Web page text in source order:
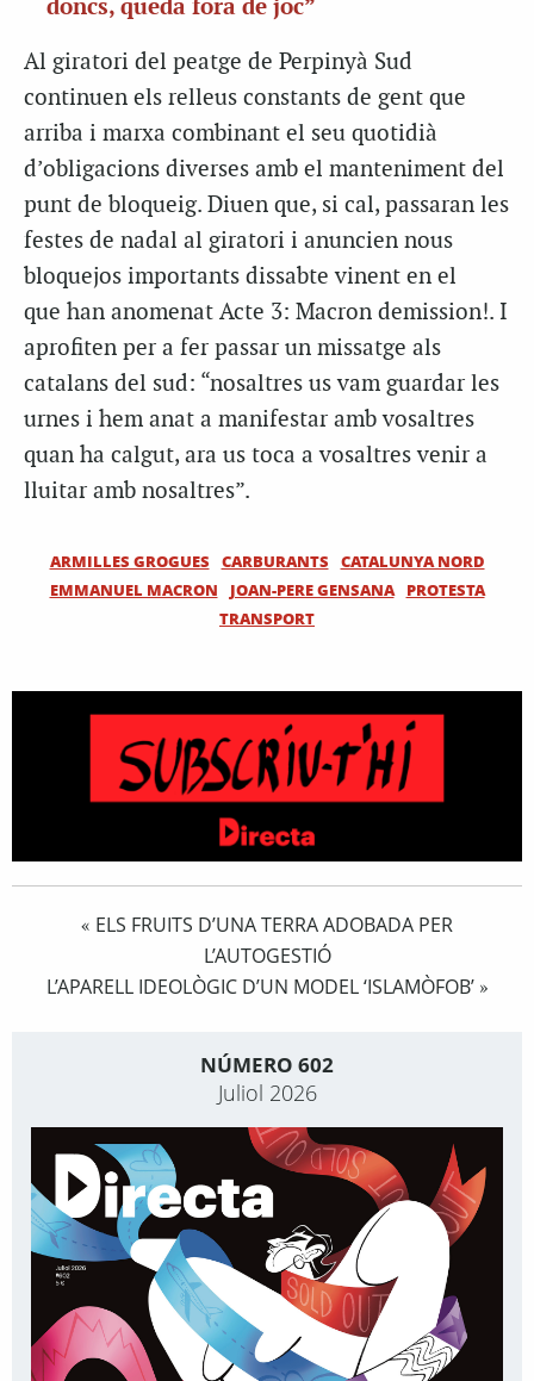
doncs, queda fora de joc”
Al giratori del peatge de Perpinyà Sud
continuen els relleus constants de gent que
arriba i marxa combinant el seu quotidià
d’obligacions diverses amb el manteniment del
punt de bloqueig. Diuen que, si cal, passaran les
festes de nadal al giratori i anuncien nous
bloquejos importants dissabte vinent en el
que han anomenat Acte 3: Macron demission!. I
aprofiten per a fer passar un missatge als
catalans del sud: “nosaltres us vam guardar les
urnes i hem anat a manifestar amb vosaltres
quan ha calgut, ara us toca a vosaltres venir a
lluitar amb nosaltres”.
ARMILLES GROGUES CARBURANTS
CATALUNYA NORD
EMMANUEL MACRON
JOAN-PERE GENSANA
PROTESTA
TRANSPORT
« ELS FRUITS D’UNA TERRA ADOBADA PER
L’AUTOGESTIÓ
L’APARELL IDEOLÒGIC D’UN MODEL ‘ISLAMÒFOB’»
NÚMERO 602
Juliol 2026